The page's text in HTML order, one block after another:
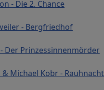
- Die 2. Chance
- Bergfriedhof
Der Prinzessinnenmörder
Michael Kobr - Rauhnacht